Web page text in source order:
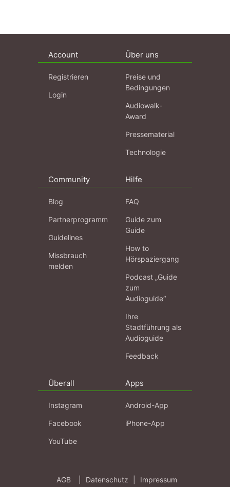
Account
Registrieren
Login
Über uns
Preise und
Bedingungen
Audiowalk-
Award
Pressematerial
Technologie
Community
Blog
Partnerprogramm
Guidelines
Missbrauch
melden
Hilfe
FAQ
Guide zum
Guide
How to
Hörspaziergang
Podcast „Guide
zum
Audioguide“
Ihre
Stadtführung als
Audioguide
Feedback
Überall
Instagram
Facebook
YouTube
Apps
Android-App
iPhone-App
AGB Datenschutz Impressum